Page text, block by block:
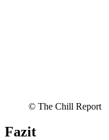
© The Chill Report
Fazit